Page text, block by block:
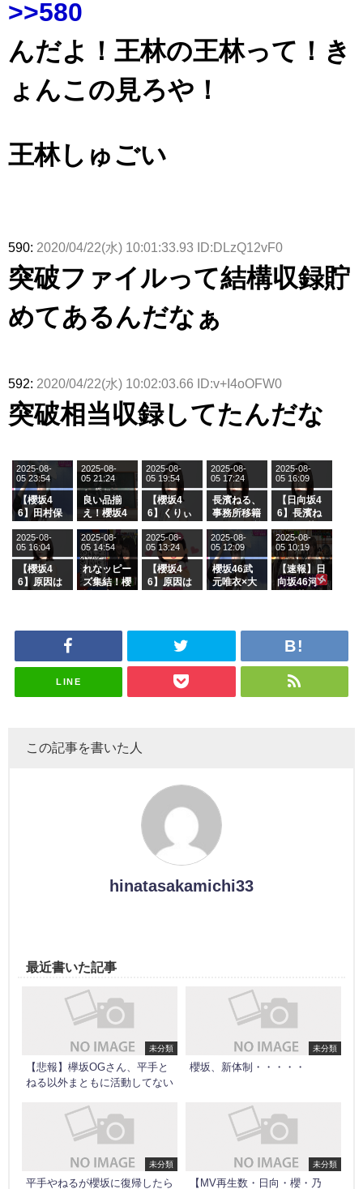
>>580
んだよ！王林の王林って！き
ょんこの見ろや！
王林しゅごい
590: 2020/04/22(水) 10:01:33.93 ID:DLzQ12vF0
突破ファイルって結構収録貯
めてあるんだなぁ
592: 2020/04/22(水) 10:02:03.66 ID:v+I4oOFW0
突破相当収録してたんだな
【櫻坂4
6】田村保
ージを脱い
でいた理由
2025-08-
05 23:54
良い品揃
え！櫻坂4
グル『Mak
e or Brea
k』オフィ
シャルグッ
ズ絶賛販売
2025-08-
05 21:24
【櫻坂4
6】くりぃ
の2人を手
玉に取る大
沼晶保【く
りぃむナン
タラ】
2025-08-
05 19:54
長濱ねる、
事務所移籍
属を発表
2025-08-
05 17:24
【日向坂4
6】長濱ね
ら移籍しフ
ラーム所属
に。これで
事務所に所
属している
がこちら
2025-08-
05 16:09
【櫻坂4
6】原因は
ざわつかせ
2025-08-
05 16:04
れなッピー
ズ集結！櫻
「ラヴィッ
スタジオ出
2025-08-
05 14:54
【櫻坂4
6】原因は
ざわつかせ
2025-08-
05 13:24
櫻坂46武
元唯衣×大
さんに恐怖
ナンタラ】
2025-08-
05 12:09
【速報】日
向坂46河
2025-08-
05 10:19
LINE
この記事を書いた人
hinatasakamichi33
最近書いた記事
未分類
【悲報】欅坂OGさん、平手と
ねる以外まともに活動してない
未分類
櫻坂、新体制・・・・・
未分類
平手やねるが櫻坂に復帰したら
未分類
【MV再生数・日向・櫻・乃